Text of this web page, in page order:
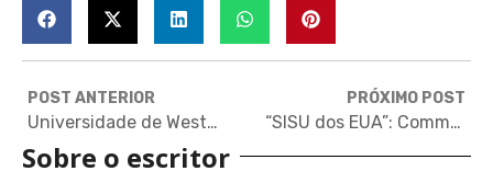
POST ANTERIOR
Universidade de Westminster oferece bolsa de graduação integral
PRÓXIMO POST
“SISU dos EUA”: Common Application está mais inclusivo em termos de gênero
Sobre o escritor